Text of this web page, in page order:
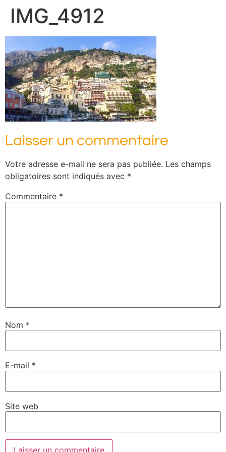
IMG_4912
Laisser un commentaire
Votre adresse e-mail ne sera pas publiée. Les champs
obligatoires sont indiqués avec *
Commentaire *
Nom *
E-mail *
Site web